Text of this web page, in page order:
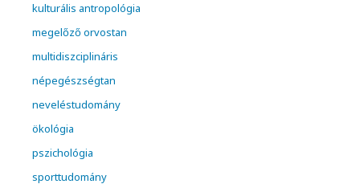
kulturális antropológia
megelőző orvostan
multidiszciplináris
népegészségtan
neveléstudomány
ökológia
pszichológia
sporttudomány